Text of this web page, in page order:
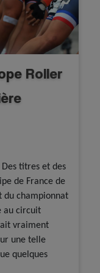
Roller
titres et des
de France de
du championnat
au circuit
vraiment
une telle
quelques